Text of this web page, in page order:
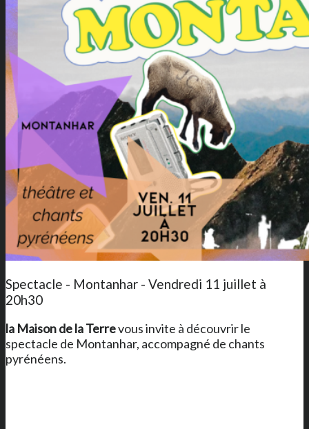
Spectacle - Montanhar - Vendredi 11 juillet à
20h30
la Maison de la Terrevous invite à découvrir le
spectacle de Montanhar, accompagné de chants
pyrénéens.